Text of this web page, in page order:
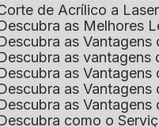
Corte de Acrílico a
Descubra as Melhores
Descubra as
Descubra as
Descubra as
Descubra as
Descubra as
Descubra como o